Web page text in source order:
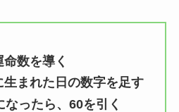
数を導く
まれた日の数字を足す
ったら、60を引く